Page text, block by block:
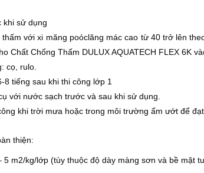
khi sử dụng
thấm với xi măng poóclăng mác cao từ 40 trở lên
Chất Chống Thấm DULUX AQUATECH FLEX 6K
cọ, rulo.
8 tiếng sau khi thi công lớp 1
với nước sạch trước và sau khi sử dụng.
khi trời mưa hoặc trong môi trường ẩm ướt để
thiện:
5 m2/kg/lớp (tùy thuộc độ dày màng sơn và bề mặt